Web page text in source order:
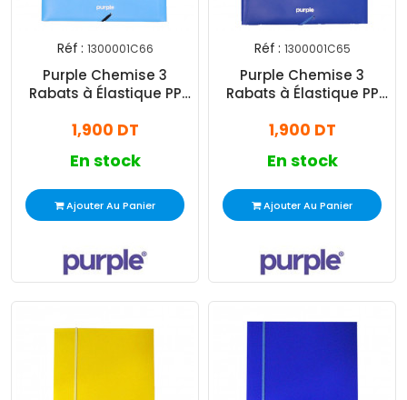
Réf : 1300001C66
Purple Chemise 3
Rabats à Élastique PP
1,900 DT
En stock
Ajouter Au Panier
Réf : 1300001C65
Purple Chemise 3
Rabats à Élastique PP
1,900 DT
En stock
Ajouter Au Panier